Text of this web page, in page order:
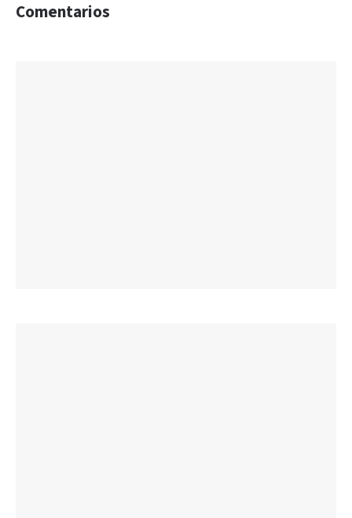
Comentarios